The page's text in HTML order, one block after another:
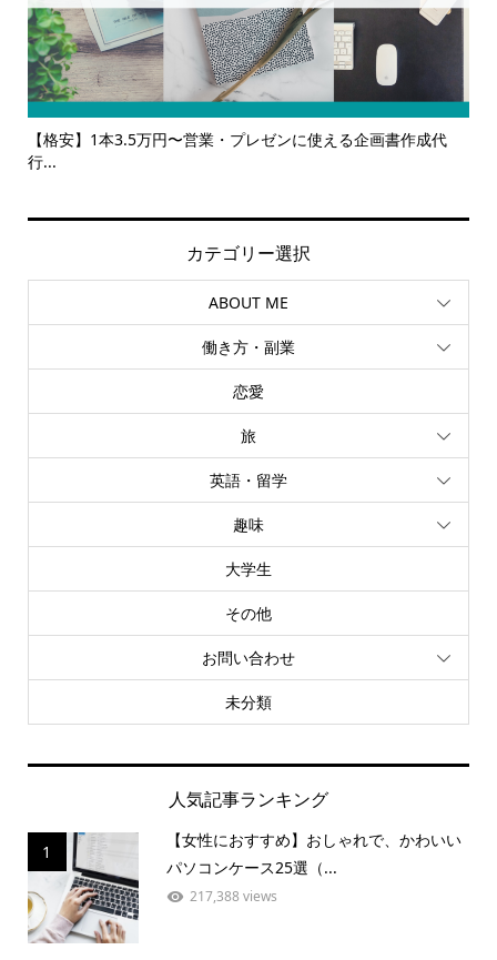
える企画書作成代
【サービス一覧】広報・企画・デザインの単発
カテゴリー選択
ABOUT ME
働き方・副業
恋愛
旅
英語・留学
趣味
大学生
その他
お問い合わせ
未分類
人気記事ランキング
1
【女性におすすめ】おしゃれで、かわいい
パソコンケース25選（...
217,388 views